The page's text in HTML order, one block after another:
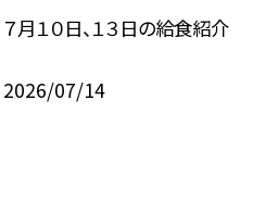
７月１０日、１３日の給食紹介
2026/07/14